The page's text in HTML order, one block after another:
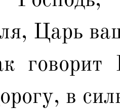
Царь
говорит
в